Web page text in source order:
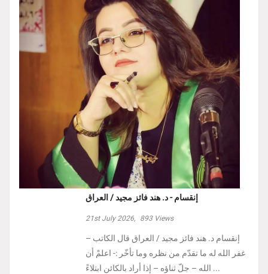
إنقسام - د. هند فائز مجيد / العراق
21st July 2026, 893Views
إنقسام د. هند فائز مجيد / العراق ‏قال الكاتب –
غفر الله له ما تقدّم من نظره وما تأخّر :- ‏اعلمْ أن
الله – جلّ ثناؤه – إذا أراد بالكائن ابتلاءً ...